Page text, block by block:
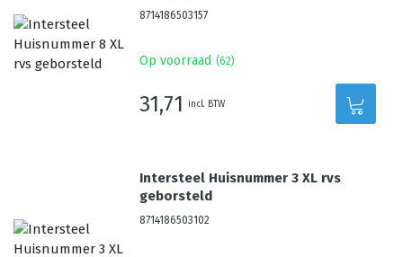
8714186503157
Op voorraad (62)
31,71 incl. BTW
Intersteel Huisnummer 3 XL rvs
geborsteld
8714186503102